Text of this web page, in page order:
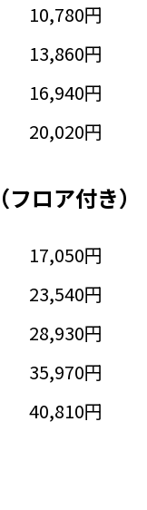
10,780円
13,860円
16,940円
20,020円
ロア付き）
17,050円
23,540円
28,930円
35,970円
40,810円